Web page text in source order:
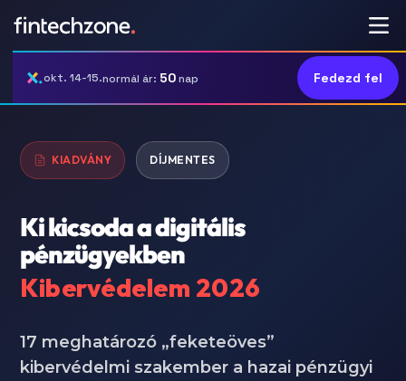
okt. 14-15.normál ár: 50nap Fedezd fel
KIADVÁNY DÍJMENTES
Ki kicsoda a digitális
pénzügyekben
Kibervédelem 2026
17 meghatározó „feketeöves”
kibervédelmi szakember a hazai pénzügyi